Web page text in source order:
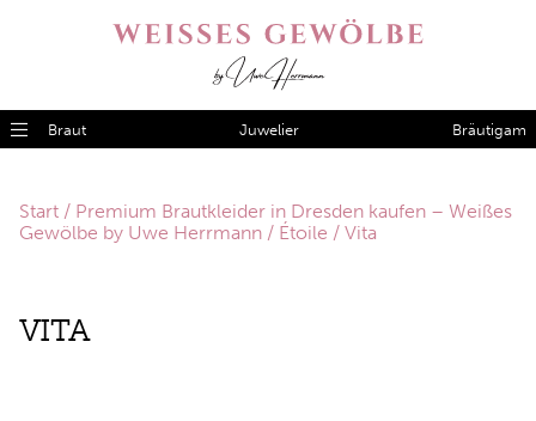
Braut Juwelier Bräutigam
Start / Premium Brautkleider in Dresden kaufen – Weißes
Gewölbe by Uwe Herrmann / Étoile / Vita
VITA